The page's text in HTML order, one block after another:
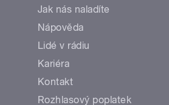
Jak nás naladíte
Nápověda
Lidé v rádiu
Kariéra
Kontakt
Rozhlasový poplatek